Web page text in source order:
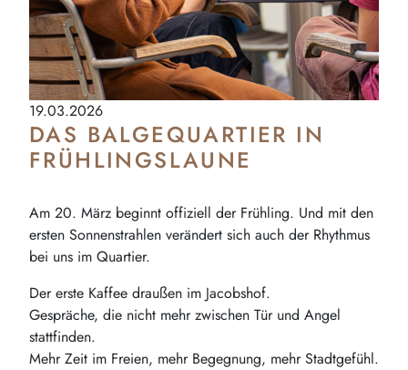
19.03.2026
DAS BALGEQUARTIER IN
FRÜHLINGSLAUNE
Am 20. März beginnt offiziell der Frühling. Und mit den
ersten Sonnenstrahlen verändert sich auch der Rhythmus
bei uns im Quartier.
Der erste Kaffee draußen im Jacobshof.
Gespräche, die nicht mehr zwischen Tür und Angel
stattfinden.
Mehr Zeit im Freien, mehr Begegnung, mehr Stadtgefühl.